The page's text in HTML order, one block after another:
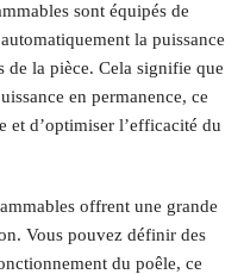
sont équipés de
la puissance
de la pièce. Cela signifie que
en permanence, ce
et d’optimiser l’efficacité du
offrent une grande
Vous pouvez définir des
du poêle, ce